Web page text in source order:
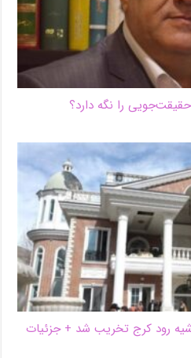
را نگه دارد؟
رود کرج تخریب شد + جزئیات